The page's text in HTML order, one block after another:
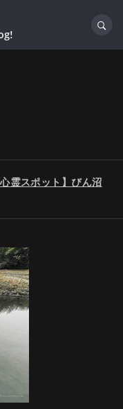
心霊スポット】びん沼